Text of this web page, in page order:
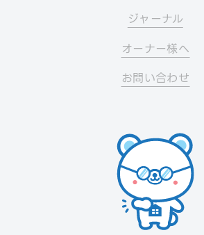
ジャーナル
オーナー様へ
お問い合わせ